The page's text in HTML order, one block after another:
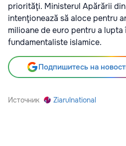
priorităţi. Ministerul Apărării
intenţionează să aloce pentru
milioane de euro pentru a
fundamentaliste islamice.
Подпишитесь на
Источник Ziarulnational